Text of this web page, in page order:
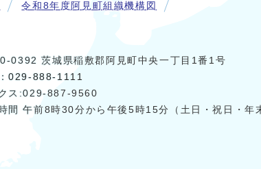
令和8年度阿見町組織機構図
0392 茨城県稲敷郡阿見町中央一丁目1番1号
029-888-1111
ス:029-887-9560
間 午前8時30分から午後5時15分（土日・祝日・年